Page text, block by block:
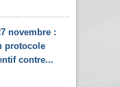
novembre :
protocole
contre...